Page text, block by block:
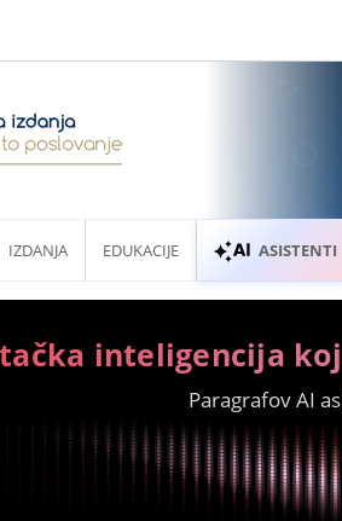
IZDANJA EDUKACIJE ASISTENTI
inteligencija
Paragrafov AI